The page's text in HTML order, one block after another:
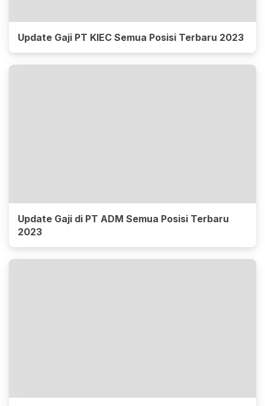
Update Gaji PT KIEC Semua Posisi Terbaru 2023
Update Gaji di PT ADM Semua Posisi Terbaru
2023